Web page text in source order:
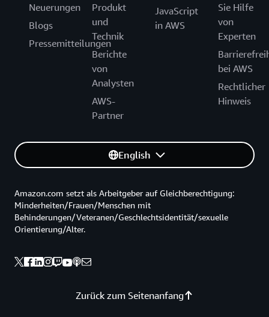
Neuerungen
Blogs
Pressemitteilungen
Produkt
und
Technik
Berichte
von
Analysten
AWS-
Partner
JavaScript
in AWS
Sie Hilfe
von
Experten
bei AWS
Rechtlicher
Hinweis
English
Zurück zum Seitenanfang
Amazon.com setzt als Arbeitgeber auf Gleichberechtigung:
Minderheiten/Frauen/Menschen mit
Behinderungen/Veteranen/Geschlechtsidentität/sexuelle
Orientierung/Alter.